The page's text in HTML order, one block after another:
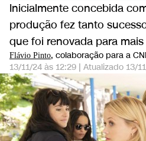
Inicialmente concebida
produção fez tanto
que foi renovada para
Flávio Pinto, colaboração para a
13/11/24 às 12:29 | Atualizado 13/